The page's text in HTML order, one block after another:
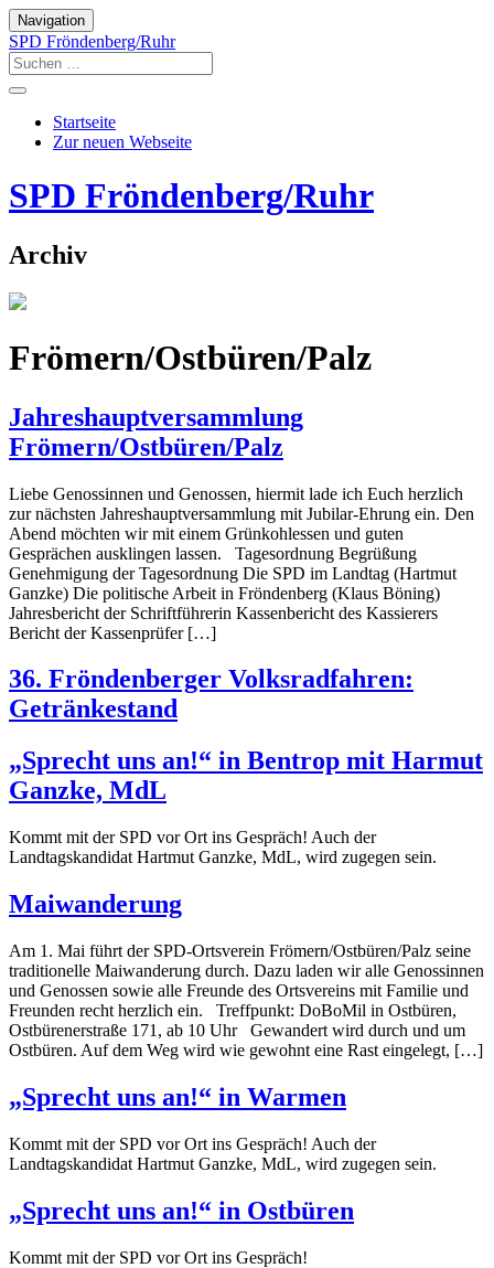
Navigation
SPD Fröndenberg/Ruhr
Startseite
Zur neuen Webseite
SPD Fröndenberg/Ruhr
Archiv
Frömern/Ostbüren/Palz
Jahreshauptversammlung
Frömern/Ostbüren/Palz
Liebe Genossinnen und Genossen, hiermit lade ich Euch herzlich
zur nächsten Jahreshauptversammlung mit Jubilar-Ehrung ein. Den
Abend möchten wir mit einem Grünkohlessen und guten
Gesprächen ausklingen lassen. Tagesordnung Begrüßung
Genehmigung der Tagesordnung Die SPD im Landtag (Hartmut
Ganzke) Die politische Arbeit in Fröndenberg (Klaus Böning)
Jahresbericht der Schriftführerin Kassenbericht des Kassierers
Bericht der Kassenprüfer […]
36. Fröndenberger Volksradfahren:
Getränkestand
„Sprecht uns an!“ in Bentrop mit Harmut
Ganzke, MdL
Kommt mit der SPD vor Ort ins Gespräch! Auch der
Landtagskandidat Hartmut Ganzke, MdL, wird zugegen sein.
Maiwanderung
Am 1. Mai führt der SPD-Ortsverein Frömern/Ostbüren/Palz seine
traditionelle Maiwanderung durch. Dazu laden wir alle Genossinnen
und Genossen sowie alle Freunde des Ortsvereins mit Familie und
Freunden recht herzlich ein. Treffpunkt: DoBoMil in Ostbüren,
Ostbürenerstraße 171, ab 10 Uhr Gewandert wird durch und um
Ostbüren. Auf dem Weg wird wie gewohnt eine Rast eingelegt, […]
„Sprecht uns an!“ in Warmen
Kommt mit der SPD vor Ort ins Gespräch! Auch der
Landtagskandidat Hartmut Ganzke, MdL, wird zugegen sein.
„Sprecht uns an!“ in Ostbüren
Kommt mit der SPD vor Ort ins Gespräch!